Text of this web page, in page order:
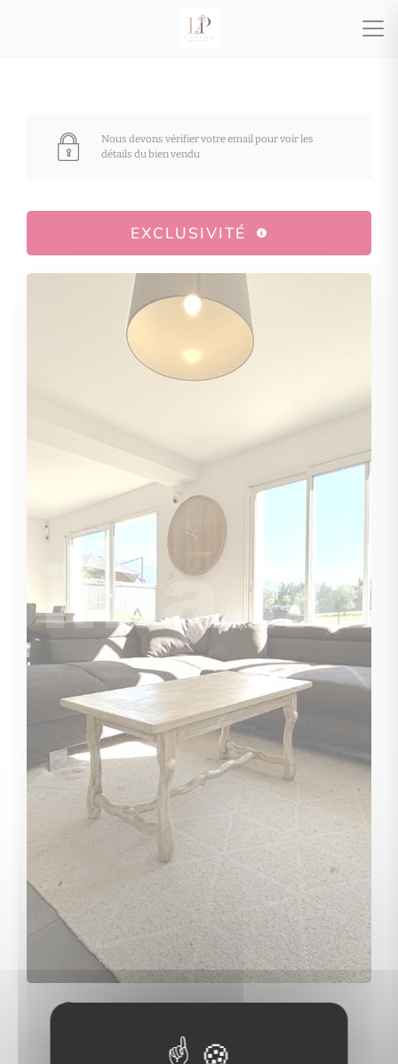
Nous devons vérifier votre email pour voir les
détails du bien vendu
EXCLUSIVITÉ